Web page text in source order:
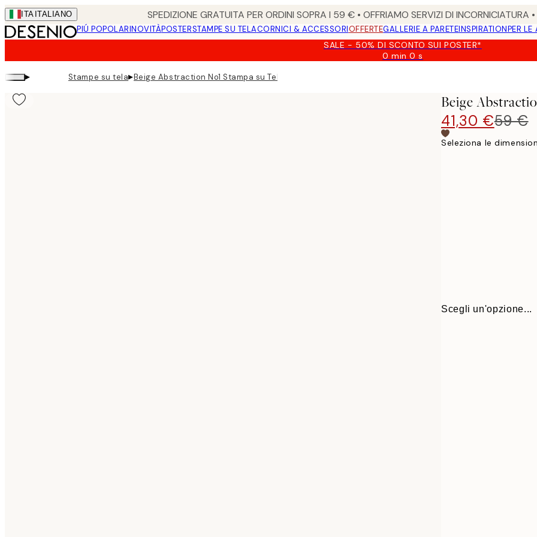
Skip
to
main
ITA ITALIANO SPEDIZIONE GRATUITA PER ORDINI SOPRA I 59 € • OFFRIAMO SERVIZI DI
PIÚ POPOLARINOVITÀPOSTERSTAMPE SU TELACORNICI & ACCESSORIOFFERTEGALLERIE A PARETEINSPIRATIONPER LE
SALE - 50% DI SCONTO SUI POSTER*
0 min0 s
Valido
▸ Stampe su tela▸Beige Abstraction No1 Stampa su Tela
Beige
41,30 €59 €
Seleziona le
Scegli un'opzione...